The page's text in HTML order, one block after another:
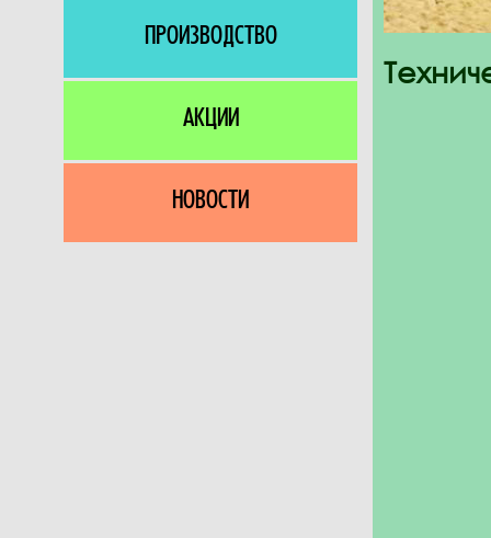
ПРОИЗВОДСТВО
АКЦИИ
НОВОСТИ